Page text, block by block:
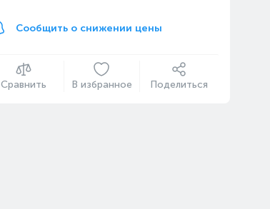
Сообщить о снижении цены
Сравнить В избранное Поделиться